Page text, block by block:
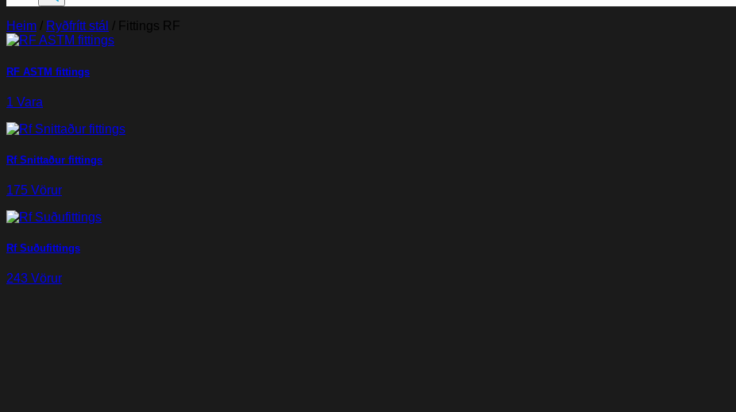
Heim / Ryðfrítt stál / Fittings RF
RF ASTM fittings
1 Vara
Rf Snittaður fittings
175 Vörur
Rf Suðufittings
243 Vörur